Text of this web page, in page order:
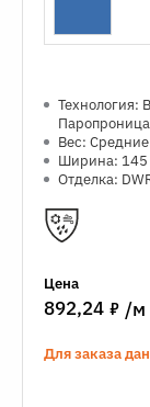
Технология:
Вес: Средние
Ширина: 145
Отделка:
Цена
892,24 7 /м
Для заказа